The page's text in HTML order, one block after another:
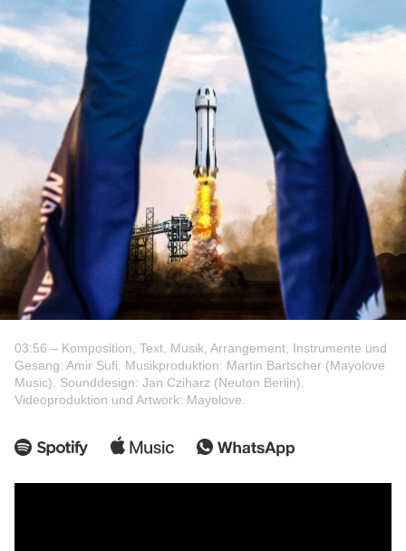
03:56 – Komposition, Text, Musik, Arrangement, Instrumente und
Gesang: Amir Sufi. Musikproduktion: Martin Bartscher (Mayolove
Music). Sounddesign: Jan Cziharz (Neuton Berlin).
Videoproduktion und Artwork: Mayolove.